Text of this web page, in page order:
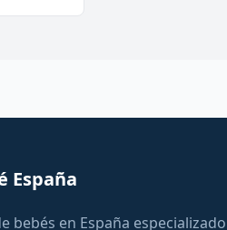
España
en España especializado